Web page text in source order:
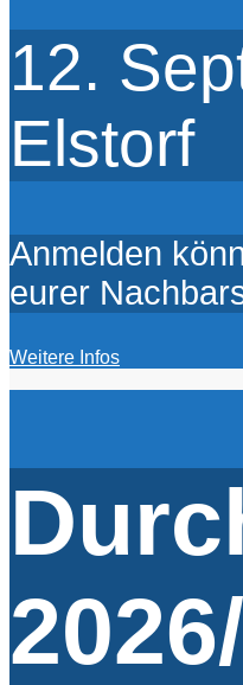
12.
Elstorf
Anmelden
eurer
Weitere Infos